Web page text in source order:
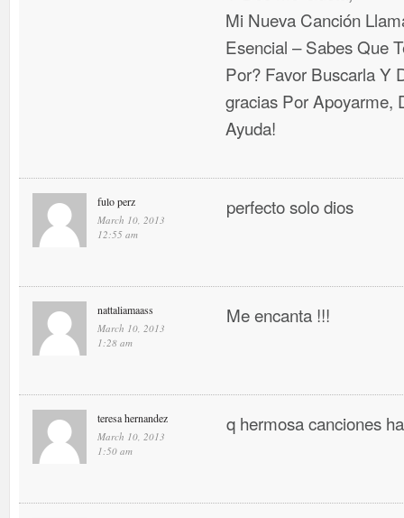
Mi Nueva Canción
Esencial – Sabes Que
Por? Favor Buscarla Y
gracias Por Apoyarme,
Ayuda!
fulo perz
March 10, 2013
12:55 am
perfecto solo dios
nattaliamaass
March 10, 2013
1:28 am
Me encanta !!!
teresa hernandez
March 10, 2013
1:50 am
q hermosa canciones